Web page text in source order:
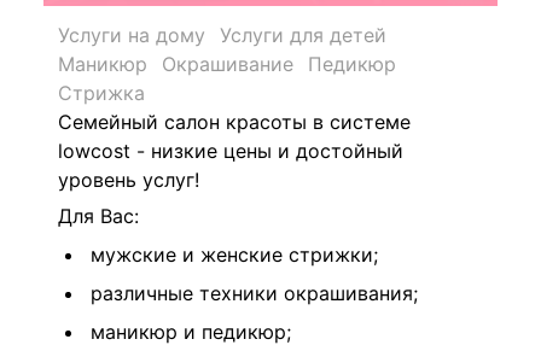
Услуги на дому
Услуги для детей
Маникюр
Окрашивание
Педикюр
Стрижка
Семейный салон красоты в системе
lowcost - низкие цены и достойный
уровень услуг!
Для Вас:
мужские и женские стрижки;
различные техники окрашивания;
маникюр и педикюр;